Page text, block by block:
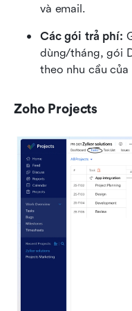
và email.
Các gói trả phí:
dùng/tháng, gói
theo nhu cầu của
Zoho Projects